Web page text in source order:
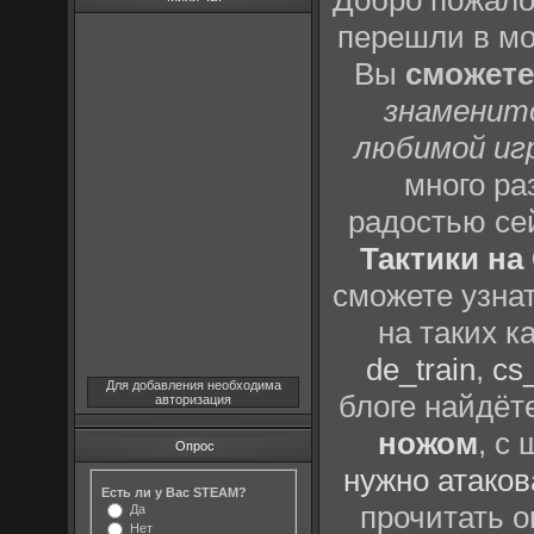
Для добавления необходима
авторизация
Опрос
Есть ли у Вас STEAM?
Да
Нет
перешли в
Вы
любимой
много
радостью
Тактики
сможете
на таких
de_train,
блоге
ножом, с
нужно
прочитать